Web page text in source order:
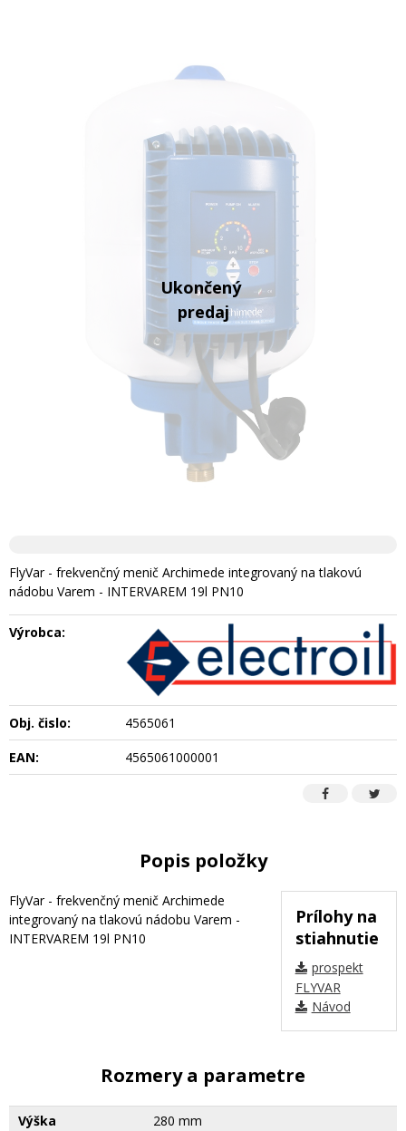
FlyVar - frekvenčný menič Archimede integrovaný na tlakovú
nádobu Varem - INTERVAREM 19l PN10
Výrobca:
Obj. čislo:
4565061
EAN:
4565061000001
Popis položky
Prílohy na
stiahnutie
prospekt
FLYVAR
Návod
FlyVar - frekvenčný menič Archimede
integrovaný na tlakovú nádobu Varem -
INTERVAREM 19l PN10
Rozmery a parametre
Výška
280 mm